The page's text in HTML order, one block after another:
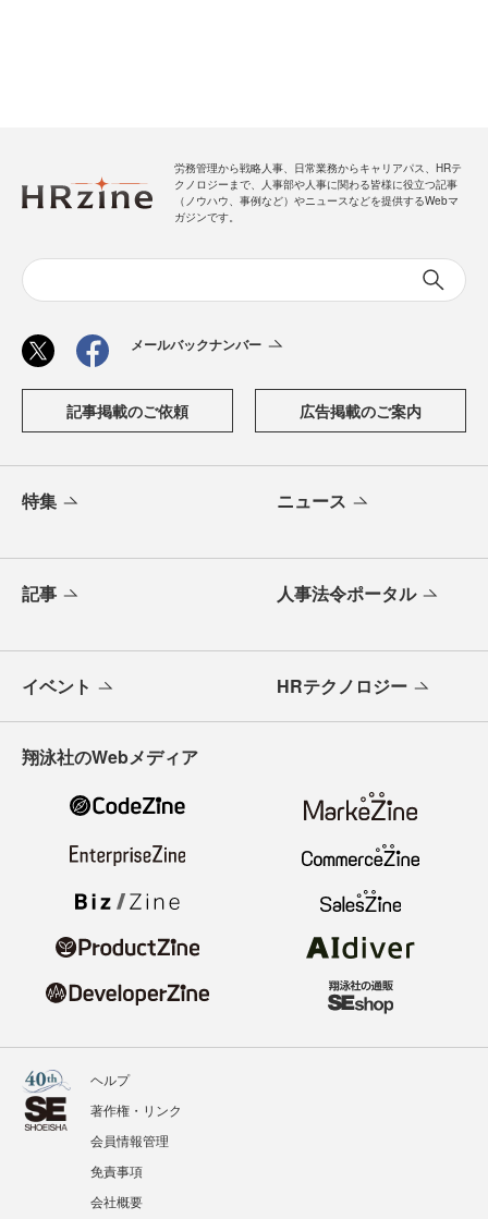
労務管理から戦略人事、日常業務からキャリアパス、HRテ
クノロジーまで、人事部や人事に関わる皆様に役立つ記事
（ノウハウ、事例など）やニュースなどを提供するWebマ
ガジンです。
メールバックナンバー
記事掲載のご依頼 広告掲載のご案内
特集 ニュース
記事 人事法令ポータル
イベント HRテクノロジー
翔泳社のWebメディア
ヘルプ
著作権・リンク
会員情報管理
免責事項
会社概要